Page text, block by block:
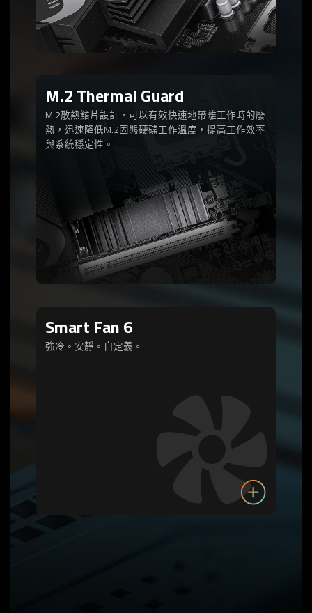
M.2 Thermal Guard
M.2散熱鰭片設計，可以有效快速地帶離工作時的廢
熱，迅速降低M.2固態硬碟工作溫度，提高工作效率
與系統穩定性。
Smart Fan 6
強冷。安靜。自定義。